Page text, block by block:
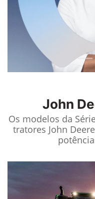
John
Os modelos da
tratores John